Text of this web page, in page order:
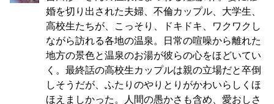
婚を切り出された夫婦、不倫カップル、大学生、
高校生たちが、こっそり、ドキドキ、ワクワクし
ながら訪れる各地の温泉。日常の喧噪から離れた
地方の景色と温泉のお湯が彼らの心をほどいてい
く。最終話の高校生カップルは親の立場だと卒倒
しそうだが、ふたりのやりとりがかわいらしくほ
ほえましかった。人間の愚かさも含め、愛おしさ